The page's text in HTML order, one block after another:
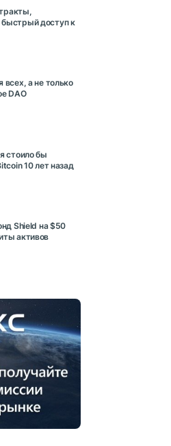
доступ к
всех, а не только
DAO
стоило бы
10 лет назад
Shield на $50
активов